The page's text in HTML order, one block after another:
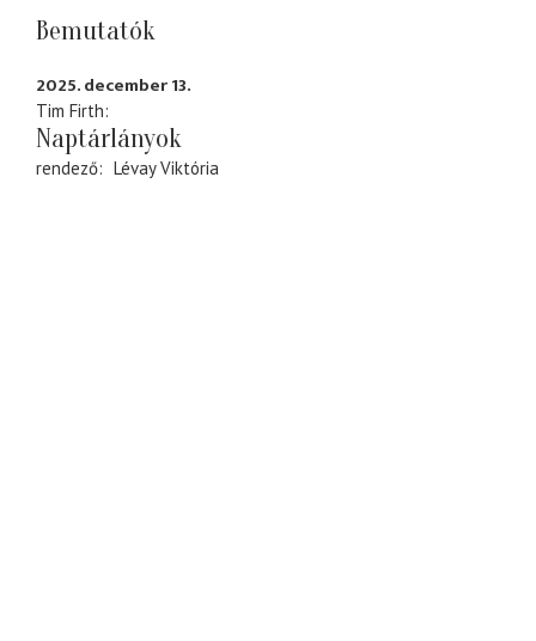
Bemutatók
2025. december 13.
Tim Firth
Naptárlányok
rendező Lévay Viktória